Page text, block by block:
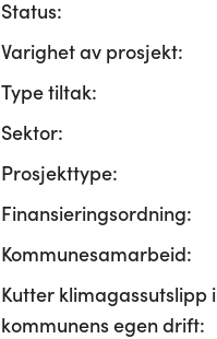
Status:
Varighet av prosjekt:
Type tiltak:
Sektor:
Prosjekttype:
Finansieringsordning:
Kommunesamarbeid:
Kutter klimagassutslipp i
kommunens egen drift: